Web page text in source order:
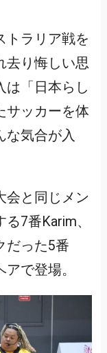
トラリア戦を
去り悔しい思
は「日本らし
サッカーを体
な気合が入
会と同じメン
7番Karim、
だった5番
で登場。